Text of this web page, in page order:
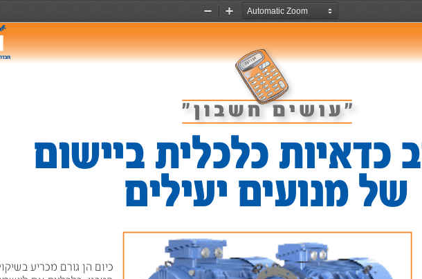
Zoom
Zoom
0
4
6
1
3
5
%
=
7
9
2
8
.
C
OFF -
+
ON
M
M
251154
כיום הן גורם מכריע
תליככל
של מנו ליםעיעים י